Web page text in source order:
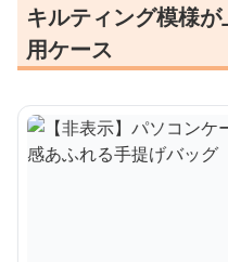
キルティング模様
用ケース